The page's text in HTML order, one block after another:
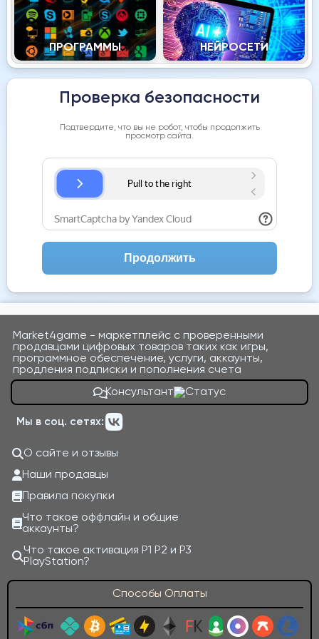
ПРОГРАММЫ НЕЙРОСЕТИ
Проверка безопасности
Подтвердите, что вы не робот, чтобы продолжить
просмотр сайта.
Продолжить
Market4game - маркетплейс с проверенными
продавцами цифровых товаров таких как игры,
программное обеспечение, услуги, аккаунты,
продления подписки и пополнения счета
Консультант
Мы в соц. сетях:
О сайте и отзывы
Наши продавцы
Правила покупки
Что такое оффлайн и общие
аккаунты?
Что такое активация P1 P2 и P3
PlayStation?
Способы Оплаты